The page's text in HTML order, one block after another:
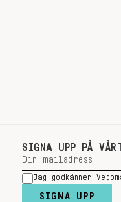
SIGNA UPP PÅ
Jag godkänner
SIGNA UPP